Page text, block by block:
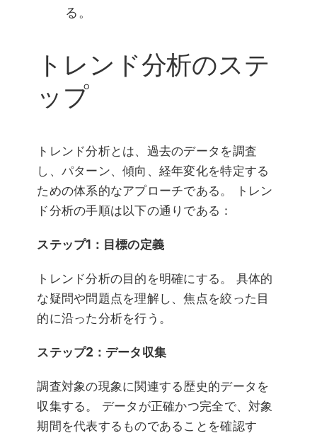
る。
トレンド分析のステ
ップ
トレンド分析とは、過去のデータを調査
し、パターン、傾向、経年変化を特定する
ための体系的なアプローチである。 トレン
ド分析の手順は以下の通りである：
ステップ1：目標の定義
トレンド分析の目的を明確にする。 具体的
な疑問や問題点を理解し、焦点を絞った目
的に沿った分析を行う。
ステップ2：データ収集
調査対象の現象に関連する歴史的データを
収集する。 データが正確かつ完全で、対象
期間を代表するものであることを確認す